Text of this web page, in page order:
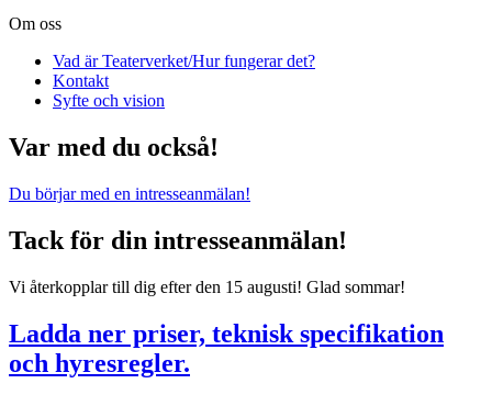
Om oss
Vad är Teaterverket/Hur fungerar det?
Kontakt
Syfte och vision
Var med du också!
Du börjar med en intresseanmälan!
Tack för din intresseanmälan!
Vi återkopplar till dig efter den 15 augusti! Glad sommar!
Ladda ner priser, teknisk specifikation
och hyresregler.